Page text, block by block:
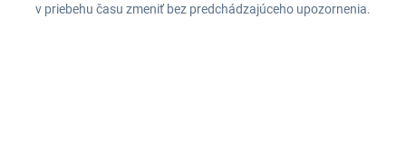
v priebehu času zmeniť bez predchádzajúceho upozornenia.